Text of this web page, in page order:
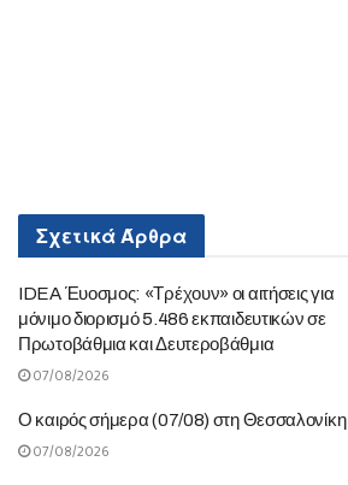
Σχετικά Άρθρα
IDEA Έυοσμος: «Τρέχουν» οι αιτήσεις για
μόνιμο διορισμό 5.486 εκπαιδευτικών σε
Πρωτοβάθμια και Δευτεροβάθμια
07/08/2026
Ο καιρός σήμερα (07/08) στη Θεσσαλονίκη
07/08/2026